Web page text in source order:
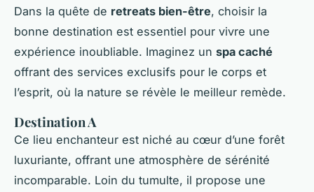
Dans la quête de retreats bien-être, choisir la
bonne destination est essentiel pour vivre une
expérience inoubliable. Imaginez un spa caché
offrant des services exclusifs pour le corps et
l’esprit, où la nature se révèle le meilleur remède.
Destination A
Ce lieu enchanteur est niché au cœur d’une forêt
luxuriante, offrant une atmosphère de sérénité
incomparable. Loin du tumulte, il propose une